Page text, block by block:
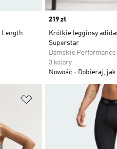
Length
Price
219 zł
Krótkie legginsy
Superstar
Damskie Performance
3 kolory
Nowość
Dobieraj, jak
Dodaj do listy życzeń